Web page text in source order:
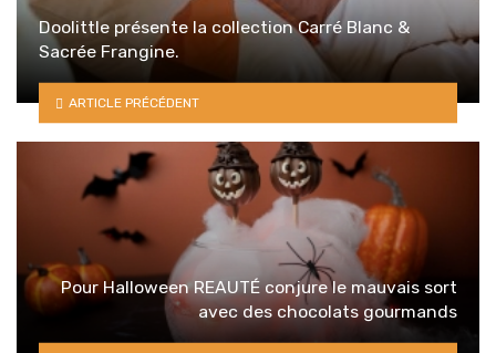
Doolittle présente la collection Carré Blanc &
Sacrée Frangine.
ARTICLE PRÉCÉDENT
Pour Halloween REAUTÉ conjure le mauvais sort
avec des chocolats gourmands